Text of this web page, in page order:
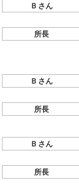
Ｂさん
所長
Ｂさん
所長
Ｂさん
所長